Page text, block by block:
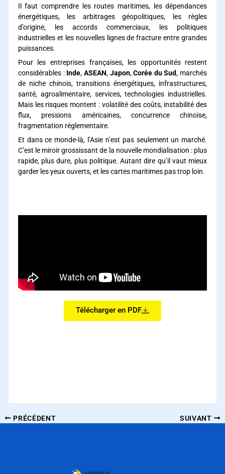
Il faut comprendre les routes maritimes, les dépendances
énergétiques, les arbitrages géopolitiques, les règles
d’origine, les accords commerciaux, les politiques
industrielles et les nouvelles lignes de fracture entre grandes
puissances.
Pour les entreprises françaises, les opportunités restent
considérables : Inde, ASEAN, Japon,Corée du Sud, marchés
de niche chinois, transitions énergétiques, infrastructures,
santé, agroalimentaire, services, technologies industrielles.
Mais les risques montent : volatilité des coûts, instabilité des
flux, pressions américaines, concurrence chinoise,
fragmentation réglementaire.
Et dans ce monde-là, l’Asie n’est pas seulement un marché.
C’est le miroir grossissant de la nouvelle mondialisation : plus
rapide, plus dure, plus politique. Autant dire qu’il vaut mieux
garder les yeux ouverts, et les cartes maritimes pas trop loin.
Télécharger en PDF
PRÉCÉDENT SUIVANT